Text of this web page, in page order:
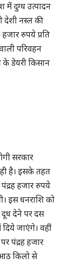
दुग्ध उत्पादन
देशी नस्ल की
रुपये प्रति
परिवहन
के डेयरी किसान
सरकार
है। इसके तहत
हजार रुपये
इस धनराशि को
दूध देने पर दस
जाएंगे। वहीं
पंद्रह हजार
किलो से